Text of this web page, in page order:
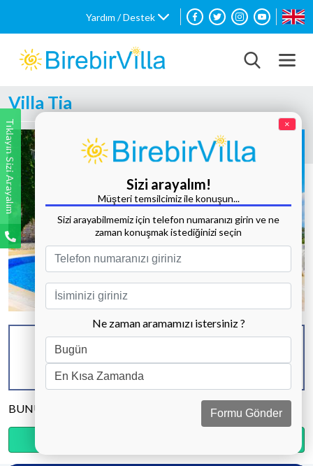
Yardım / Destek
Villa Tia
Tüm Fotoğrafları Göster
KAPASİTE
6 KİŞİ
BANYO & WC
3 ADET
YATAK ODASI
BUNU PAYLAŞ
Tıklayın Sizi Arayalım ×
Sizi arayalım!
Müşteri temsilcimiz ile konuşun...
Sizi arayabilmemiz için telefon numaranızı girin ve ne
zaman konuşmak istediğinizi seçin
Ne zaman aramamızı istersiniz ?
Formu Gönder